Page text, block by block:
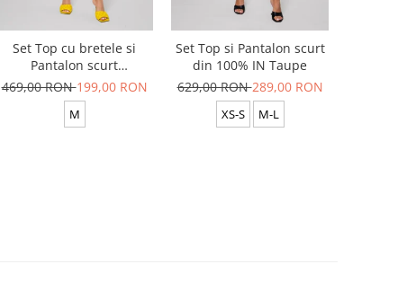
Set Top cu bretele si
Pantalon scurt
Yellow/White
469,00 RON199,00 RON
M
Set Top si Pantalon scurt
din 100% IN Taupe
629,00 RON289,00 RON
XS-S M-L